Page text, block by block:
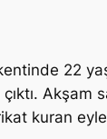
22
kuran